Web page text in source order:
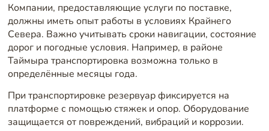
Компании, предоставляющие услуги по поставке,
должны иметь опыт работы в условиях Крайнего
Севера. Важно учитывать сроки навигации, состояние
дорог и погодные условия. Например, в районе
Таймыра транспортировка возможна только в
определённые месяцы года.
При транспортировке резервуар фиксируется на
платформе с помощью стяжек и опор. Оборудование
защищается от повреждений, вибраций и коррозии.